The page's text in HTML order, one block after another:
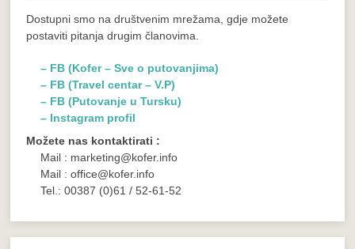
Dostupni smo na društvenim mrežama, gdje možete
postaviti pitanja drugim članovima.
– FB (Kofer – Sve o putovanjima)
– FB (Travel centar – V.P)
– FB (Putovanje u Tursku)
– Instagram profil
Možete nas kontaktirati :
Mail : marketing@kofer.info
Mail : office@kofer.info
Tel.: 00387 (0)61 / 52-61-52